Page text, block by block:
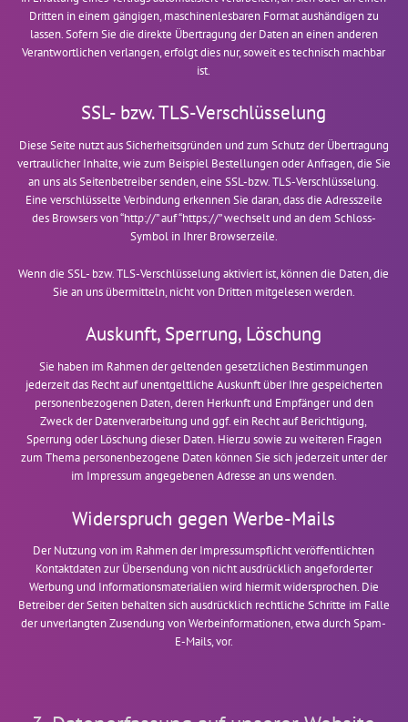
Dritten in einem gängigen, maschinenlesbaren Format aushändigen zu
lassen. Sofern Sie die direkte Übertragung der Daten an einen anderen
Verantwortlichen verlangen, erfolgt dies nur, soweit es technisch machbar
ist.
SSL- bzw. TLS-Verschlüsselung
Diese Seite nutzt aus Sicherheitsgründen und zum Schutz der Übertragung
vertraulicher Inhalte, wie zum Beispiel Bestellungen oder Anfragen, die Sie
an uns als Seitenbetreiber senden, eine SSL-bzw. TLS-Verschlüsselung.
Eine verschlüsselte Verbindung erkennen Sie daran, dass die Adresszeile
des Browsers von “http://” auf “https://” wechselt und an dem Schloss-
Symbol in Ihrer Browserzeile.
Wenn die SSL- bzw. TLS-Verschlüsselung aktiviert ist, können die Daten, die
Sie an uns übermitteln, nicht von Dritten mitgelesen werden.
Auskunft, Sperrung, Löschung
Sie haben im Rahmen der geltenden gesetzlichen Bestimmungen
jederzeit das Recht auf unentgeltliche Auskunft über Ihre gespeicherten
personenbezogenen Daten, deren Herkunft und Empfänger und den
Zweck der Datenverarbeitung und ggf. ein Recht auf Berichtigung,
Sperrung oder Löschung dieser Daten. Hierzu sowie zu weiteren Fragen
zum Thema personenbezogene Daten können Sie sich jederzeit unter der
im Impressum angegebenen Adresse an uns wenden.
Widerspruch gegen Werbe-Mails
Der Nutzung von im Rahmen der Impressumspflicht veröffentlichten
Kontaktdaten zur Übersendung von nicht ausdrücklich angeforderter
Werbung und Informationsmaterialien wird hiermit widersprochen. Die
Betreiber der Seiten behalten sich ausdrücklich rechtliche Schritte im Falle
der unverlangten Zusendung von Werbeinformationen, etwa durch Spam-
E-Mails, vor.